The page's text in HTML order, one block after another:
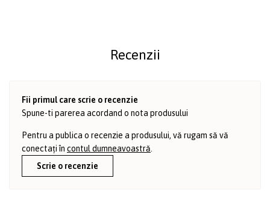
Recenzii
Fii primul care scrie o recenzie
Spune-ti parerea acordand o nota produsului
Pentru a publica o recenzie a produsului, vă rugam să vă
conectați în contul dumneavoastră
Scrie o recenzie